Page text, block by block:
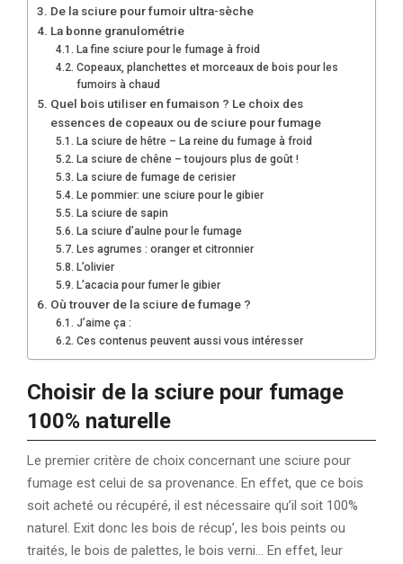
De la sciure pour fumoir ultra-sèche
La bonne granulométrie
La fine sciure pour le fumage à froid
Copeaux, planchettes et morceaux de bois pour les
fumoirs à chaud
Quel bois utiliser en fumaison ? Le choix des
essences de copeaux ou de sciure pour fumage
La sciure de hêtre – La reine du fumage à froid
La sciure de chêne – toujours plus de goût !
La sciure de fumage de cerisier
Le pommier: une sciure pour le gibier
La sciure de sapin
La sciure d’aulne pour le fumage
Les agrumes : oranger et citronnier
L’olivier
L’acacia pour fumer le gibier
Où trouver de la sciure de fumage ?
J’aime ça :
Ces contenus peuvent aussi vous intéresser
Choisir de la sciure pour fumage
100% naturelle
Le premier critère de choix concernant une sciure pour
fumage est celui de sa provenance. En effet, que ce bois
soit acheté ou récupéré, il est nécessaire qu’il soit 100%
naturel. Exit donc les bois de récup’, les bois peints ou
traités, le bois de palettes, le bois verni… En effet, leur